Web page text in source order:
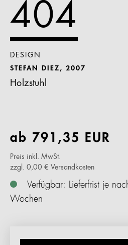
404
DESIGN
STEFAN DIEZ, 2007
Holzstuhl
ab 791,35 EUR
Preis inkl. MwSt.
zzgl. 0,00 € Versandkosten
Verfügbar: Lieferfrist je
Wochen